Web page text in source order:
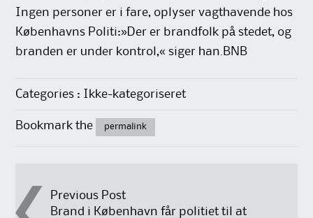
Ingen personer er i fare, oplyser vagthavende hos
Københavns Politi:»Der er brandfolk på stedet, og
branden er under kontrol,« siger han.BNB
Categories : Ikke-kategoriseret
Bookmark the permalink
PostPrevious Post
Brand i København får politiet til at